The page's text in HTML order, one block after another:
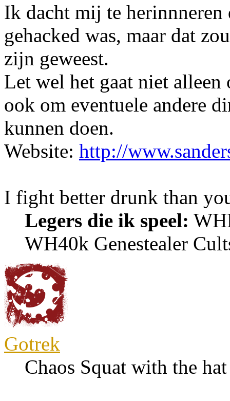
Ik dacht mij te
gehacked was, maar dat
zijn geweest.
Let wel het gaat niet alleen
ook om eventuele andere
kunnen doen.
Website: http://
I fight better drunk than
Legers die ik speel:
WH40k Genestealer
Gotrek
Chaos Squat with the